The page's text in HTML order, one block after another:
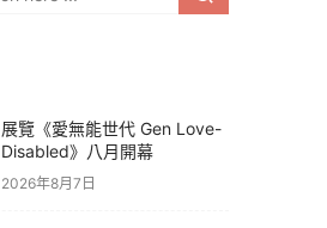
展覽《愛無能世代 Gen Love-
Disabled》八月開幕
2026年8月7日